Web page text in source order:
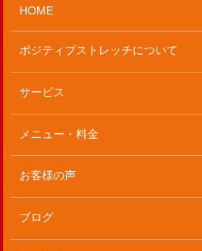
HOME
ポジティブストレッチについて
サービス
メニュー・料金
お客様の声
ブログ